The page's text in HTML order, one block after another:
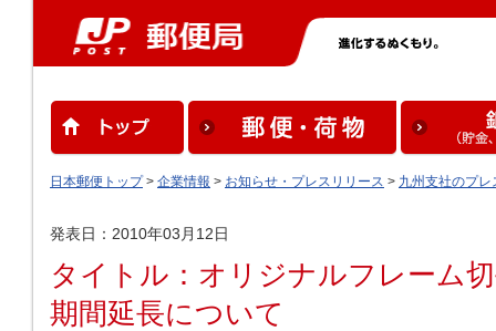
日本郵便トップ> 企業情報 > お知らせ・プレスリリース > 九州支社のプレ
発表日：2010年03月12日
タイトル：オリジナルフレーム
期間延長について